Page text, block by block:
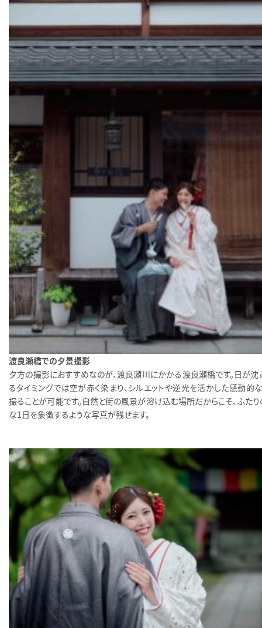
渡良瀬橋での夕景撮影
夕方の撮影におすすめなのが、渡良瀬川にかかる渡良瀬橋です。日が
るタイミングでは空が赤く染まり、シルエットや逆光を活かした感動的
撮ることが可能です。自然と街の風景が溶け込む場所だからこそ、ふた
な1日を象徴するような写真が残せます。